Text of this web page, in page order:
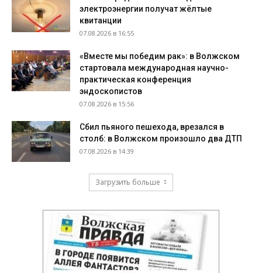
электроэнергии получат жёлтые
квитанции
07.08.2026 в 16:55
«Вместе мы победим рак»: в Волжском
стартовала международная научно-
практическая конференция
эндоскопистов
07.08.2026 в 15:56
Сбил пьяного пешехода, врезался в
столб: в Волжском произошло два ДТП
07.08.2026 в 14:39
Загрузить больше